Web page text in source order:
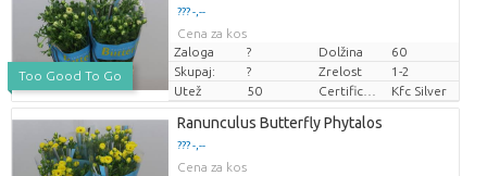
Too Good To Go
??? -,--
Cena za kos
Zaloga
? Dolžina
60
Skupaj:
? Zrelost
1-2
Utež
50 Kfc Silver
Ranunculus Butterfly Phytalos
??? -,--
Cena za kos